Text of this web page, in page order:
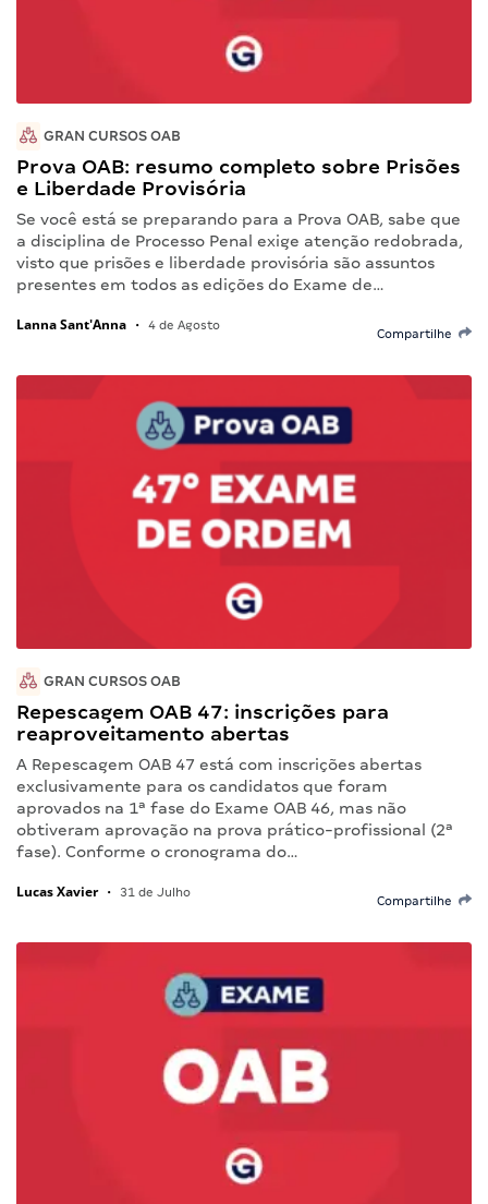
GRAN CURSOS OAB
Prova OAB: resumo completo sobre Prisões
e Liberdade Provisória
Se você está se preparando para a Prova OAB, sabe que
a disciplina de Processo Penal exige atenção redobrada,
visto que prisões e liberdade provisória são assuntos
presentes em todos as edições do Exame de…
Lanna Sant'Anna • 4 de Agosto
Compartilhe
GRAN CURSOS OAB
Repescagem OAB 47: inscrições para
reaproveitamento abertas
A Repescagem OAB 47 está com inscrições abertas
exclusivamente para os candidatos que foram
aprovados na 1ª fase do Exame OAB 46, mas não
obtiveram aprovação na prova prático-profissional (2ª
fase). Conforme o cronograma do…
Lucas Xavier • 31 de Julho
Compartilhe